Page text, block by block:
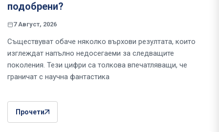
подобрени?
7 Август, 2026
Съществуват обаче няколко върхови резултата, които
изглеждат напълно недосегаеми за следващите
поколения. Тези цифри са толкова впечатляващи, че
граничат с научна фантастика
Прочети